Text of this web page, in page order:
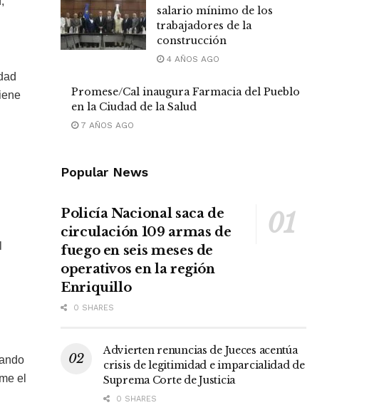
el
salario mínimo de los
trabajadores de la
construcción
4 AÑOS AGO
Promese/Cal inaugura Farmacia del Pueblo
en la Ciudad de la Salud
7 AÑOS AGO
Popular News
Policía Nacional saca de
circulación 109 armas de
fuego en seis meses de
operativos en la región
Enriquillo
0 SHARES
Advierten renuncias de Jueces acentúa
crisis de legitimidad e imparcialidad de
Suprema Corte de Justicia
0 SHARES